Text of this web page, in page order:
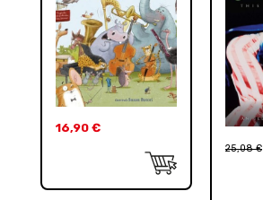
16,90 €
25,08€